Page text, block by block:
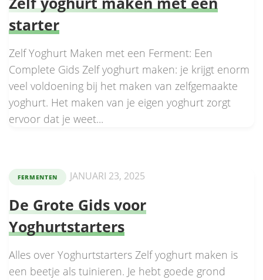
starter
Zelf Yoghurt Maken met een Ferment: Een
Complete Gids Zelf yoghurt maken: je krijgt enorm
veel voldoening bij het maken van zelfgemaakte
yoghurt. Het maken van je eigen yoghurt zorgt
ervoor dat je weet...
FERMENTEN JANUARI 23, 2025
De Grote Gids voor
Yoghurtstarters
Alles over Yoghurtstarters Zelf yoghurt maken is
een beetje als tuinieren. Je hebt goede grond